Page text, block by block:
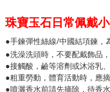
珠寶玉石日常佩戴
●手鍊彈性絲線/中國結項鍊，
●洗澡洗頭時，不要配戴飾品
●接觸酸，鹼等溶劑或沐浴乳
●粗重勞動，體育活動時，應
●噴灑香水前請先摘除，待香